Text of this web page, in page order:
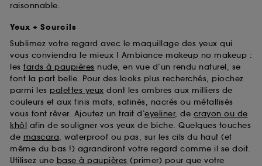
raisonnable.
Yeux + Sourcils
Sublimez votre regard avec le maquillage des yeux qui
vous conviendra le mieux ! Ambiance makeup no makeup :
les fards à paupières nude, en vue d’un rendu naturel, se
font la part belle. Pour des looks plus recherchés, piochez
parmi les palettes yeux dont les ombres aux milliers de
couleurs et aux finis mats, satinés, nacrés ou métallisés
vous font rêver. Ajoutez un trait d’eyeliner, de crayon ou de
khôl afin de souligner vos yeux de biche. Quelques touches
de mascara, waterproof ou pas, sur les cils du haut (et
même du bas !) agrandiront votre regard comme il se doit.
Utilisez une base à paupières (primer) pour que votre